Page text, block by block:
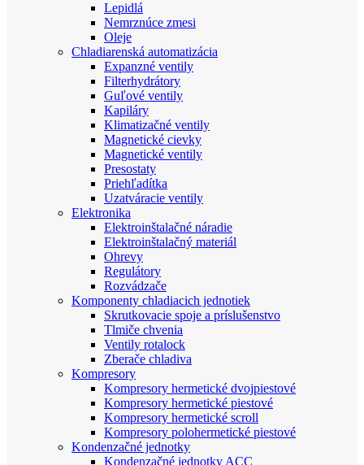
Lepidlá
Nemrznúce zmesi
Oleje
Chladiarenská automatizácia
Expanzné ventily
Filterhydrátory
Guľové ventily
Kapiláry
Klimatizačné ventily
Magnetické cievky
Magnetické ventily
Presostaty
Priehľadítka
Uzatváracie ventily
Elektronika
Elektroinštalačné náradie
Elektroinštalačný materiál
Ohrevy
Regulátory
Rozvádzače
Komponenty chladiacich jednotiek
Skrutkovacie spoje a príslušenstvo
Tlmiče chvenia
Ventily rotalock
Zberače chladiva
Kompresory
Kompresory hermetické dvojpiestové
Kompresory hermetické piestové
Kompresory hermetické scroll
Kompresory polohermetické piestové
Kondenzačné jednotky
Kondenzačné jednotky ACC